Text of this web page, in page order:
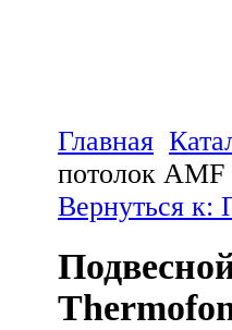
Главная
потолок
Вернуться к: